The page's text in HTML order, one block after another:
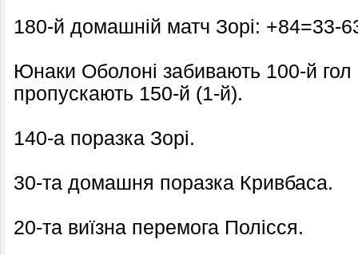
180-й домашній матч Зорі: +84=33-
Юнаки Оболоні забивають 100-й гол
пропускають 150-й (1-й).
140-а поразка Зорі.
30-та домашня поразка Кривбаса.
20-та виїзна перемога Полісся.